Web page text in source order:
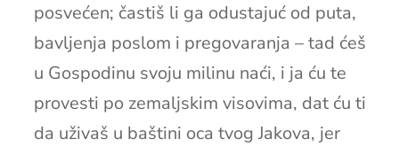
posvećen; častiš li ga odustajuć od puta,
bavljenja poslom i pregovaranja – tad ćeš
u Gospodinu svoju milinu naći, i ja ću te
provesti po zemaljskim visovima, dat ću ti
da uživaš u baštini oca tvog Jakova, jer